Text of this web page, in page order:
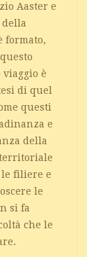
Aaster e
formato,
è
di quel
questi
e
della
le filiere e
le
si fa
che le